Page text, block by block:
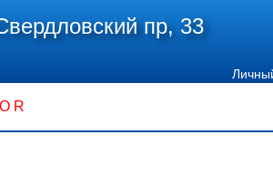
пр, 33
R